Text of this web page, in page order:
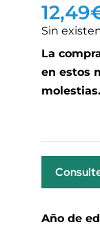
12,49
Sin
La
en estos
molestias.
Año de